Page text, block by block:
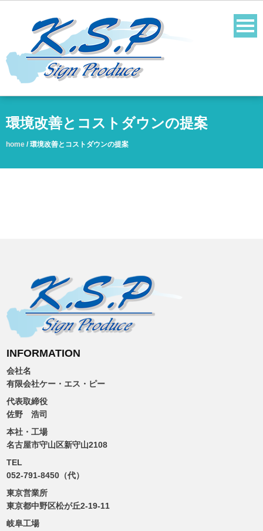
環境改善とコストダウンの提案
home /環境改善とコストダウンの提案
INFORMATION
会社名
有限会社ケー・エス・ピー
代表取締役
佐野 浩司
本社・工場
名古屋市守山区新守山2108
TEL
052-791-8450（代）
東京営業所
東京都中野区松が丘2-19-11
岐阜工場